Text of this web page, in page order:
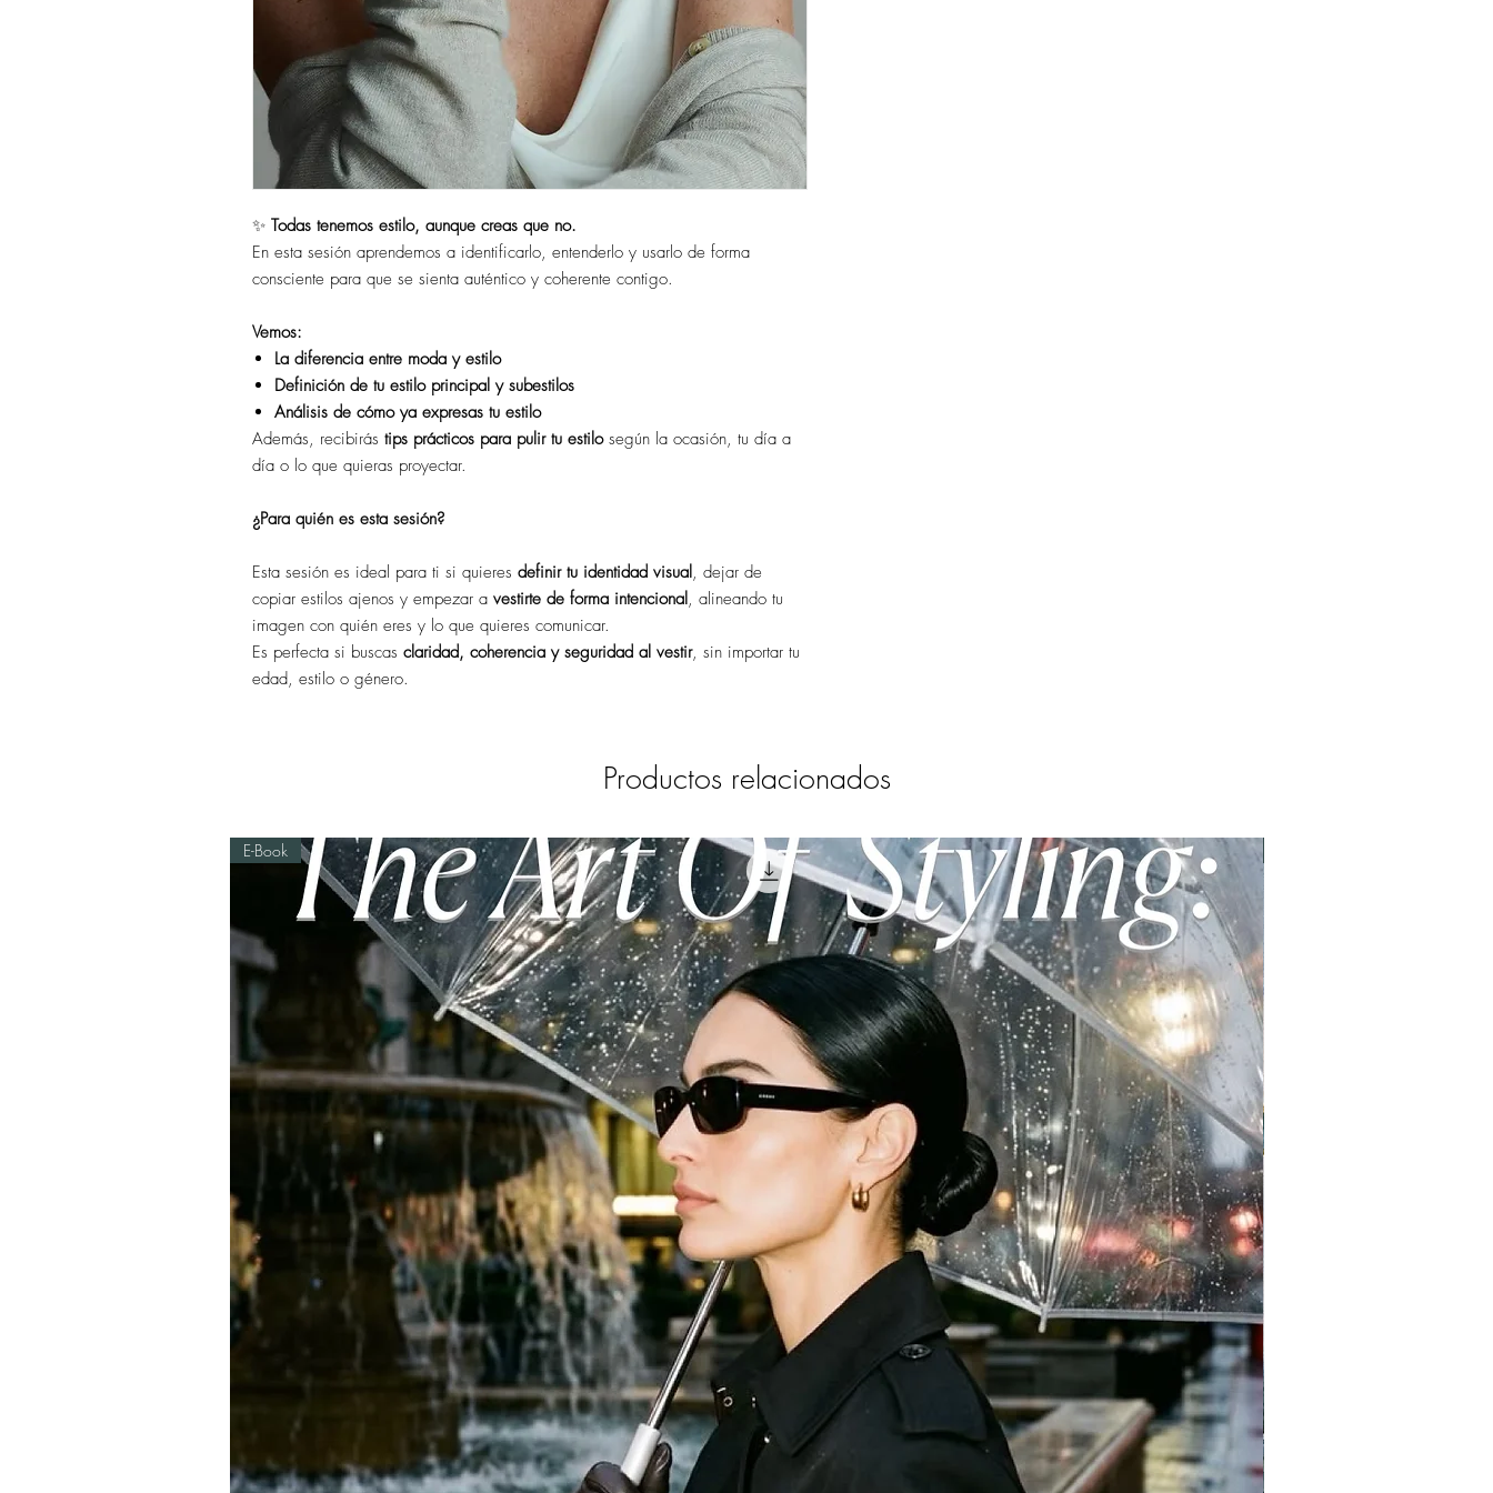
✨ Todas tenemos estilo, aunque creas que no.
En esta sesión aprendemos a identificarlo, entenderlo y usarlo de forma
consciente para que se sienta auténtico y coherente contigo.
Vemos:
La diferencia entre moda y estilo
Definición de tu estilo principal y subestilos
Análisis de cómo ya expresas tu estilo
Además, recibirás tips prácticos para pulir tu estilosegún la ocasión, tu día a
día o lo que quieras proyectar.
¿Para quién es esta sesión?
Esta sesión es ideal para ti si quieres definir tu identidad visual, dejar de
copiar estilos ajenos y empezar a vestirte de forma intencional, alineando tu
imagen con quién eres y lo que quieres comunicar.
Es perfecta si buscas claridad, coherencia y seguridad al vestir, sin importar tu
edad, estilo o género.
Productos relacionados
E-Book